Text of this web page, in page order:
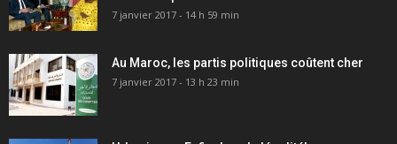
7 janvier 2017 - 14 h 59 min
Au Maroc, les partis politiques coûtent cher
7 janvier 2017 - 13 h 23 min